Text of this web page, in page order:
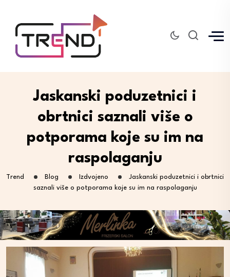
Jaskanski poduzetnici i
obrtnici saznali više o
potporama koje su im na
raspolaganju
Trend Blog Izdvojeno
Jaskanski poduzetnici i obrtnici
saznali više o potporama koje su im na raspolaganju